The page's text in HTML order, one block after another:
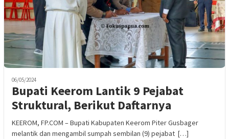
06/05/2024
Bupati Keerom Lantik 9 Pejabat
Struktural, Berikut Daftarnya
KEEROM, FP.COM – Bupati Kabupaten Keerom Piter Gusbager
melantik dan mengambil sumpah sembilan (9) pejabat […]